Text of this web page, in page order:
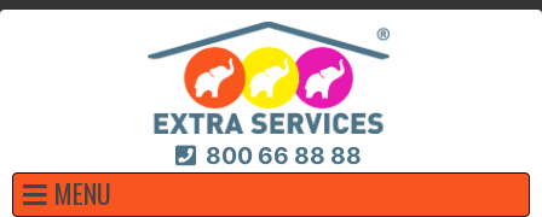
800 66 88 88
MENU